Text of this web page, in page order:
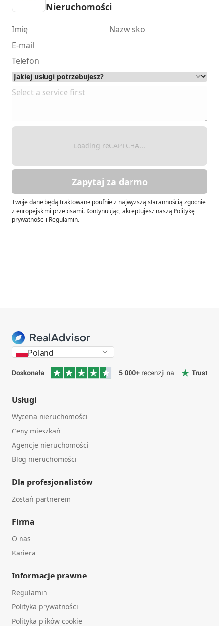
Nieruchomości
Loading reCAPTCHA...
Zapytaj za darmo
Twoje dane będą traktowane poufnie z najwyższą starannością zgodnie
z europejskimi przepisami. Kontynuując, akceptujesz naszą Politykę
prywatności i Regulamin.
Poland
Usługi
Wycena nieruchomości
Ceny mieszkań
Agencje nieruchomości
Blog nieruchomości
Dla profesjonalistów
Zostań partnerem
Firma
O nas
Kariera
Informacje prawne
Regulamin
Polityka prywatności
Polityka plików cookie